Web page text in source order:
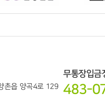
읍 양곡4로 129
무통장입금
483-